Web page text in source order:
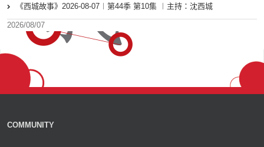
《西城故事》2026-08-07︱第44季 第10集 ︱主持：沈西城
2026/08/07
COMMUNITY